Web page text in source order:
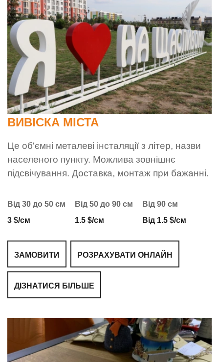
ВИВІСКА МІСТА
Це об'ємні металеві інсталяції з літер, назви
населеного пункту. Можлива зовнішнє
підсвічування. Доставка, монтаж при бажанні.
Від 30 до 50 см
3 $/см
Від 50 до 90 см
1.5 $/см
Від 90 см
Від 1.5 $/см
ЗАМОВИТИ РОЗРАХУВАТИ ОНЛАЙН
ДІЗНАТИСЯ БІЛЬШЕ